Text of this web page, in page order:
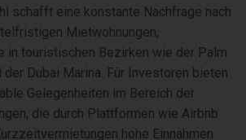
schafft eine konstante Nachfrage nach
Mietwohnungen,
in touristischen Bezirken wie der Palm
der Dubai Marina. Für Investoren bieten
Gelegenheiten im Bereich der
die durch Plattformen wie Airbnb
hohe Einnahmen